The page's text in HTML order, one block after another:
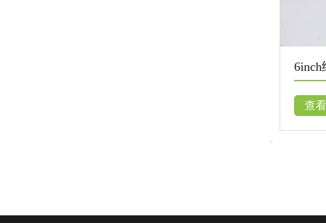
7inch纸碟
查看更多